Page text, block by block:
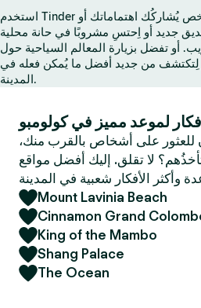
ة
ل
ـ
T
d
e
r
استخدم Tinder لتُبادل الإعجاب مع شخص يُشاركُك اهتماماتك أو
جديد أو اِحتسِ مشروبًا في حانة محلية
أو تفضل بزيارة المعالم السياحية حول
لِتكتشف من جديد أفضل ما يُمكن فعله في
المدينة.
على أشخاص بالقرب منك،
لا تقلق. إليك أفضل مواقع
Mount Lavinia Beach
Cinnamon Grand
King of the Mambo
Shang Palace
The Ocean